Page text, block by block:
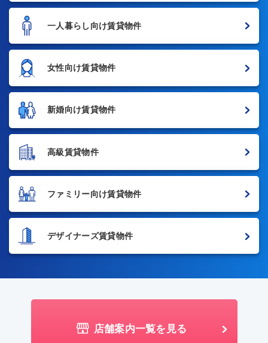
一人暮らし向け賃貸物件
女性向け賃貸物件
新婚向け賃貸物件
高級賃貸物件
ファミリー向け賃貸物件
デザイナーズ賃貸物件
店舗案内一覧を見る